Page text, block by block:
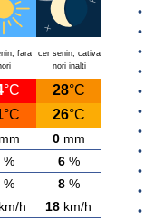
fara
cer senin, cativa
nori inalti
°C 28°C
°C 26°C
0mm
% 6%
% 8%
km/h 18 km/h
•
•
•
•
•
•
•
•
•
•
•